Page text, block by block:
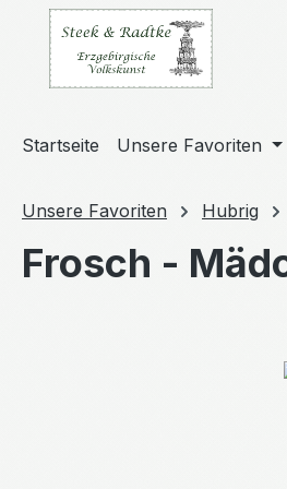
Hauptinhalt springen
Zur Suche springen
Zur Hauptnavigation springen
Startseite Unsere Favoriten
Unsere Favoriten Hubrig
Frosch -